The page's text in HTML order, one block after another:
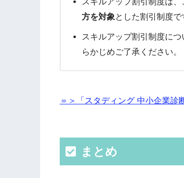
方を対象とした割引制度で
スキルアップ割引制度に
らかじめご了承ください。
＝＞「スタディング 中小企業診
まとめ